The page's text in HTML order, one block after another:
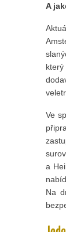
A
Ve
a
Na